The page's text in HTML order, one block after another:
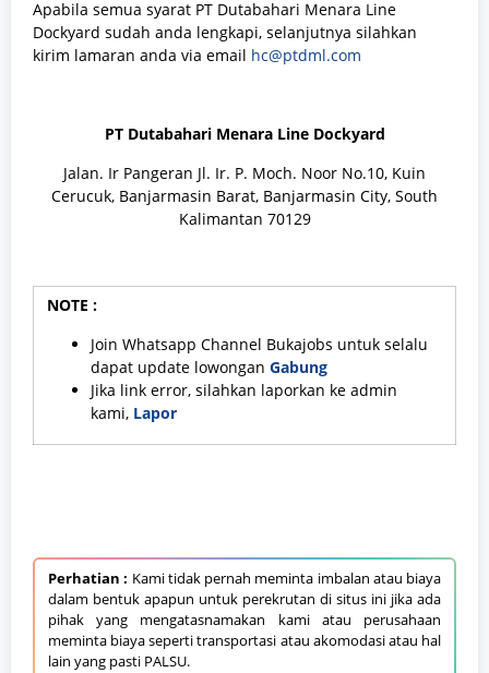
Apabila semua syarat PT Dutabahari Menara Line
Dockyard sudah anda lengkapi, selanjutnya silahkan
kirim lamaran anda via email hc@ptdml.com
PT Dutabahari Menara Line Dockyard
Jalan. Ir Pangeran Jl. Ir. P. Moch. Noor No.10, Kuin
Cerucuk, Banjarmasin Barat, Banjarmasin City, South
Kalimantan 70129
NOTE :
Join Whatsapp Channel Bukajobs untuk selalu
dapat update lowongan Gabung
Jika link error, silahkan laporkan ke admin
kami, Lapor
Perhatian : Kami tidak pernah meminta imbalan atau biaya
dalam bentuk apapun untuk perekrutan di situs ini jika ada
pihak yang mengatasnamakan kami atau perusahaan
meminta biaya seperti transportasi atau akomodasi atau hal
lain yang pasti PALSU.